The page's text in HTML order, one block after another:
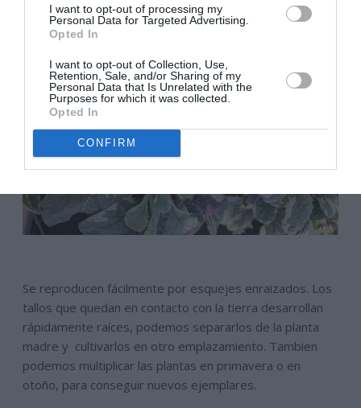
I want to opt-out of processing my
Personal Data for Targeted Advertising.
Opted In
I want to opt-out of Collection, Use,
Retention, Sale, and/or Sharing of my
Personal Data that Is Unrelated with the
Purposes for which it was collected.
Opted In
CONFIRM
Se reproducen fácilmente por esquejes enraizados. Los
tallos que quedan en contacto con la tierra desarrollan
rápidamente raíces, podemos separarlos de la planta
madre y cultivarlos en otro emplazamiento. Tambien
podemos multiplicar las plantas en primavera o en
otoño, para conseguir nuevos ejemplares.